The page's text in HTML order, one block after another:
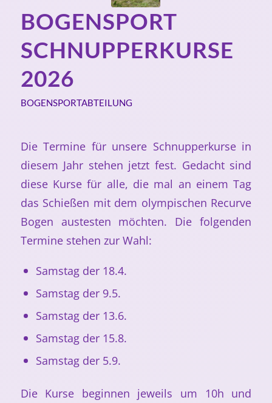
BOGENSPORT
SCHNUPPERKURSE
2026
BOGENSPORTABTEILUNG
Die Termine für unsere Schnupperkurse in
diesem Jahr stehen jetzt fest. Gedacht sind
diese Kurse für alle, die mal an einem Tag
das Schießen mit dem olympischen Recurve
Bogen austesten möchten. Die folgenden
Termine stehen zur Wahl:
Samstag der 18.4.
Samstag der 9.5.
Samstag der 13.6.
Samstag der 15.8.
Samstag der 5.9.
Die Kurse beginnen jeweils um 10h und